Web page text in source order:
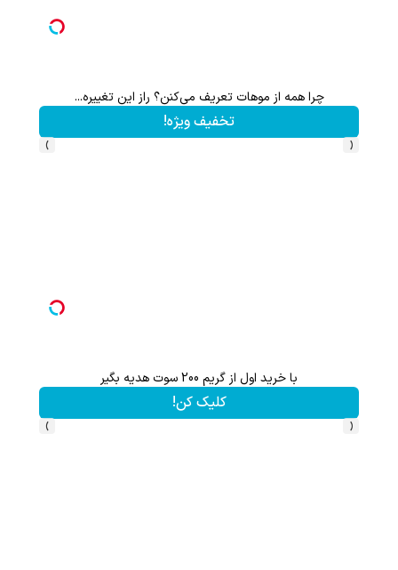
چرا همه از موهات تعریف می‌کنن؟ راز این تغییره...
تخفیف ویژه!
‹
›
با خرید اول از گریم 200 سوت هدیه بگیر
کلیک کن!
‹
›